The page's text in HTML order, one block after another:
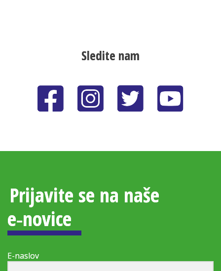
Sledite nam
Prijavite se na naše
e‑novice
E-naslov